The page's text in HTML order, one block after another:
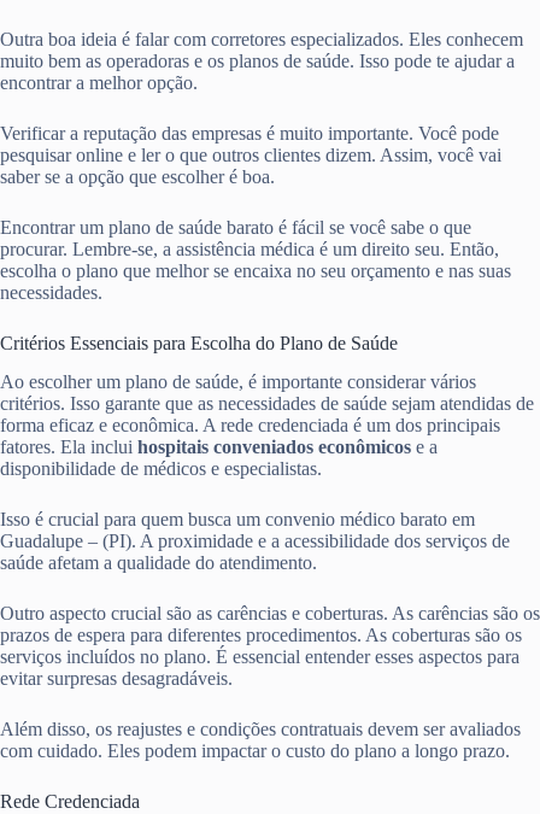
Outra boa ideia é falar com corretores especializados. Eles conhecem
muito bem as operadoras e os planos de saúde. Isso pode te ajudar a
encontrar a melhor opção.
Verificar a reputação das empresas é muito importante. Você pode
pesquisar online e ler o que outros clientes dizem. Assim, você vai
saber se a opção que escolher é boa.
Encontrar um plano de saúde barato é fácil se você sabe o que
procurar. Lembre-se, a assistência médica é um direito seu. Então,
escolha o plano que melhor se encaixa no seu orçamento e nas suas
necessidades.
Critérios Essenciais para Escolha do Plano de Saúde
Ao escolher um plano de saúde, é importante considerar vários
critérios. Isso garante que as necessidades de saúde sejam atendidas de
forma eficaz e econômica. A rede credenciada é um dos principais
fatores. Ela inclui hospitais conveniados econômicos e a
disponibilidade de médicos e especialistas.
Isso é crucial para quem busca um convenio médico barato em
Guadalupe – (PI). A proximidade e a acessibilidade dos serviços de
saúde afetam a qualidade do atendimento.
Outro aspecto crucial são as carências e coberturas. As carências são os
prazos de espera para diferentes procedimentos. As coberturas são os
serviços incluídos no plano. É essencial entender esses aspectos para
evitar surpresas desagradáveis.
Além disso, os reajustes e condições contratuais devem ser avaliados
com cuidado. Eles podem impactar o custo do plano a longo prazo.
Rede Credenciada